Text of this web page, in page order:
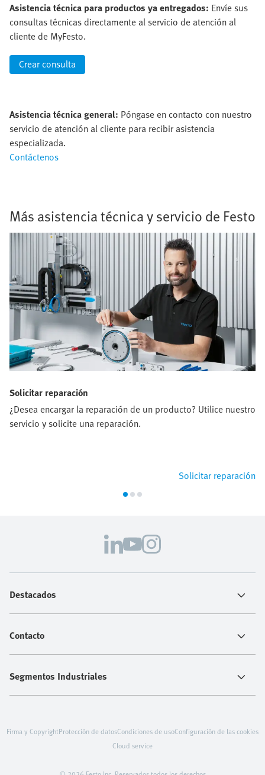
Asistencia técnica para productos ya entregados: Envíe sus
consultas técnicas directamente al servicio de atención al
cliente de MyFesto.
Crear consulta
Asistencia técnica general: Póngase en contacto con nuestro
servicio de atención al cliente para recibir asistencia
especializada.
Contáctenos
Más asistencia técnica y servicio de Festo
Solicitar reparación
¿Desea encargar la reparación de un producto? Utilice nuestro
servicio y solicite una reparación.
Solicitar reparación
Destacados
Contacto
Segmentos Industriales
Firma y CopyrightProtección de datosCondiciones de usoConfiguración de las cookies
Cloud service